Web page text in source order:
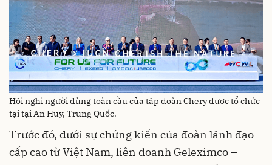
Hội nghị người dùng toàn cầu của tập đoàn Chery được tổ chức
tại tại An Huy, Trung Quốc.
Trước đó, dưới sự chứng kiến của đoàn lãnh đạo
cấp cao từ Việt Nam, liên doanh Geleximco –